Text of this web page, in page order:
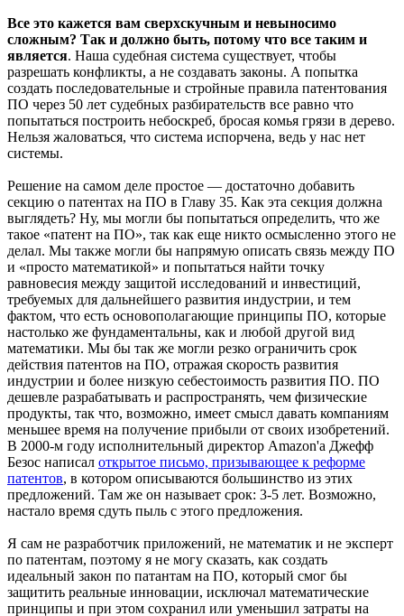
Все это кажется вам сверхскучным и невыносимо
сложным? Так и должно быть, потому что все таким и
является. Наша судебная система существует, чтобы
разрешать конфликты, а не создавать законы. А попытка
создать последовательные и стройные правила патентования
ПО через 50 лет судебных разбирательств все равно что
попытаться построить небоскреб, бросая комья грязи в дерево.
Нельзя жаловаться, что система испорчена, ведь у нас нет
системы.
Решение на самом деле простое — достаточно добавить
секцию о патентах на ПО в Главу 35. Как эта секция должна
выглядеть? Ну, мы могли бы попытаться определить, что же
такое «патент на ПО», так как еще никто осмысленно этого не
делал. Мы также могли бы напрямую описать связь между ПО
и «просто математикой» и попытаться найти точку
равновесия между защитой исследований и инвестиций,
требуемых для дальнейшего развития индустрии, и тем
фактом, что есть основополагающие принципы ПО, которые
настолько же фундаментальны, как и любой другой вид
математики. Мы бы так же могли резко ограничить срок
действия патентов на ПО, отражая скорость развития
индустрии и более низкую себестоимость развития ПО. ПО
дешевле разрабатывать и распространять, чем физические
продукты, так что, возможно, имеет смысл давать компаниям
меньшее время на получение прибыли от своих изобретений.
В 2000-м году исполнительный директор Amazon'а Джефф
Безос написал открытое письмо, призывающее к реформе
патентов, в котором описываются большинство из этих
предложений. Там же он называет срок: 3-5 лет. Возможно,
настало время сдуть пыль с этого предложения.
Я сам не разработчик приложений, не математик и не эксперт
по патентам, поэтому я не могу сказать, как создать
идеальный закон по патантам на ПО, который смог бы
защитить реальные инновации, исключал математические
принципы и при этом сохранил или уменьшил затраты на